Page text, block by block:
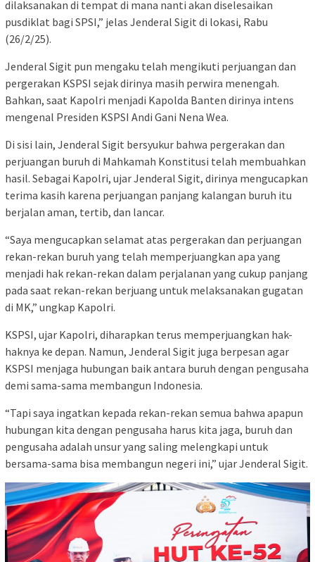
dilaksanakan di tempat di mana nanti akan diselesaikan
pusdiklat bagi SPSI,” jelas Jenderal Sigit di lokasi, Rabu
(26/2/25).
Jenderal Sigit pun mengaku telah mengikuti perjuangan dan
pergerakan KSPSI sejak dirinya masih perwira menengah.
Bahkan, saat Kapolri menjadi Kapolda Banten dirinya intens
mengenal Presiden KSPSI Andi Gani Nena Wea.
Di sisi lain, Jenderal Sigit bersyukur bahwa pergerakan dan
perjuangan buruh di Mahkamah Konstitusi telah membuahkan
hasil. Sebagai Kapolri, ujar Jenderal Sigit, dirinya mengucapkan
terima kasih karena perjuangan panjang kalangan buruh itu
berjalan aman, tertib, dan lancar.
“Saya mengucapkan selamat atas pergerakan dan perjuangan
rekan-rekan buruh yang telah memperjuangkan apa yang
menjadi hak rekan-rekan dalam perjalanan yang cukup panjang
pada saat rekan-rekan berjuang untuk melaksanakan gugatan
di MK,” ungkap Kapolri.
KSPSI, ujar Kapolri, diharapkan terus memperjuangkan hak-
haknya ke depan. Namun, Jenderal Sigit juga berpesan agar
KSPSI menjaga hubungan baik antara buruh dengan pengusaha
demi sama-sama membangun Indonesia.
“Tapi saya ingatkan kepada rekan-rekan semua bahwa apapun
hubungan kita dengan pengusaha harus kita jaga, buruh dan
pengusaha adalah unsur yang saling melengkapi untuk
bersama-sama bisa membangun negeri ini,” ujar Jenderal Sigit.